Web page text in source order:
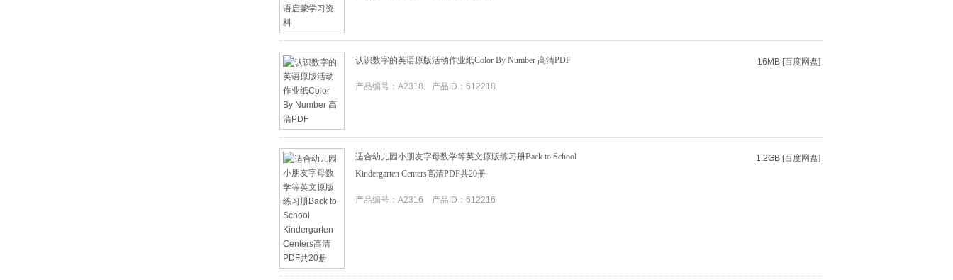
认识数字的英语原版活动作业纸Color By Number 高清PDF
产品编号：A2318 产品ID：612218
16MB [百度网盘]
适合幼儿园小朋友字母数学等英文原版练习册Back to School
Kindergarten Centers高清PDF共20册
产品编号：A2316 产品ID：612216
1.2GB [百度网盘]